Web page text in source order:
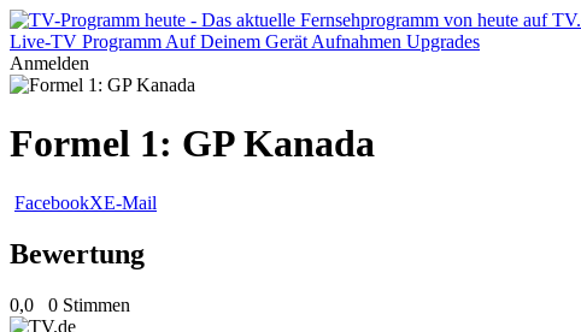
Live-TV Programm Auf Deinem Gerät Aufnahmen Upgrades
Anmelden
Formel 1: GP Kanada
FacebookXE-Mail
Bewertung
0,0 0 Stimmen